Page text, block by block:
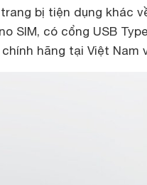
bị tiện dụng khác
SIM, có cổng USB
chính hãng tại Việt Nam